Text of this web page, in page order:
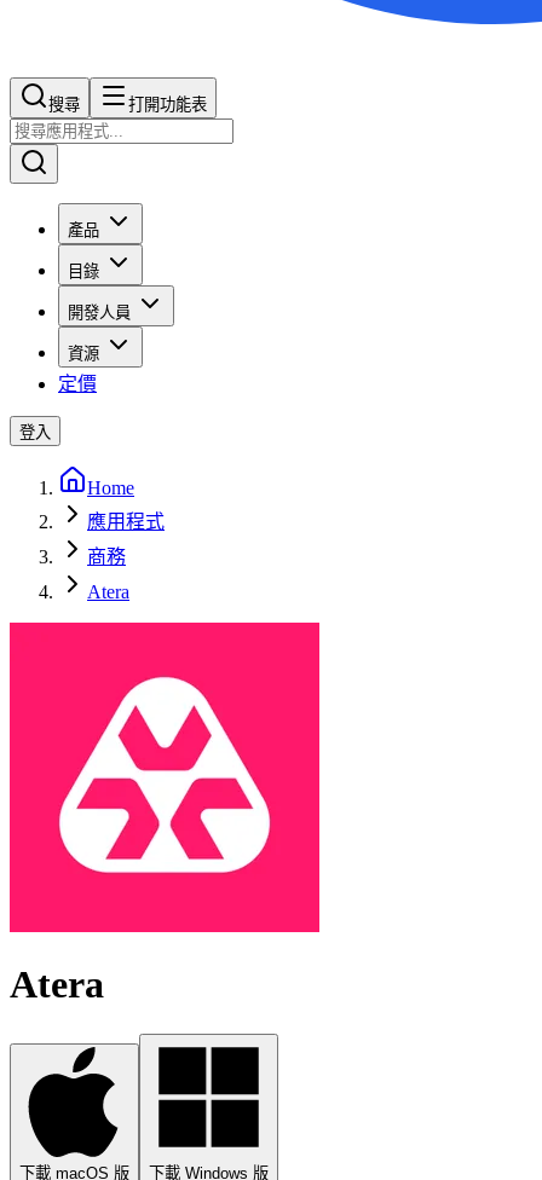
搜尋​​​​ 打開功能表
產品
目錄
開發人員
資源
定價
登入
Home
應用程式
商務
Atera
Atera
下載 macOS 版 下載 Windows 版